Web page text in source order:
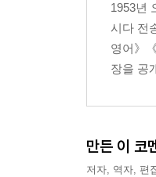
2. Who는
‘~는 누구입
‘누가?’라고
‘누구를?’이
‘무엇이 ~ ?’
1953년
시다 전
영어》
장을 공
만든 이 코
저자, 역자, 편